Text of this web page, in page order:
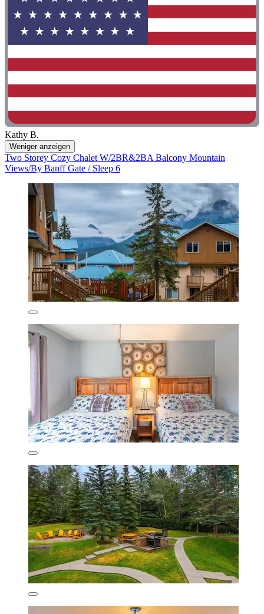
Kathy B.
Weniger anzeigen
Two Storey Cozy Chalet W/2BR&2BA Balcony Mountain
Views/By Banff Gate / Sleep 6